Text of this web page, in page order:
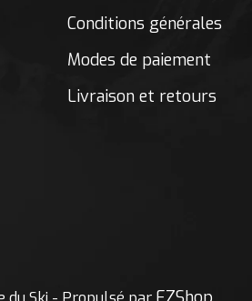
Conditions générales
Modes de paiement
Livraison et retours
du Ski - Propulsé par